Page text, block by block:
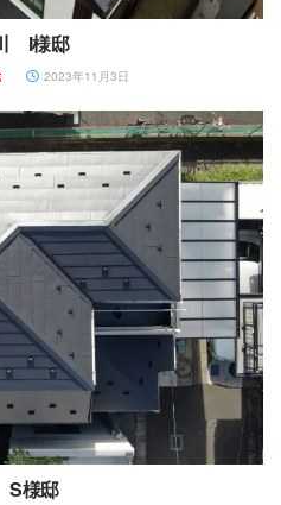
I様邸
2023年11月3日
S様邸